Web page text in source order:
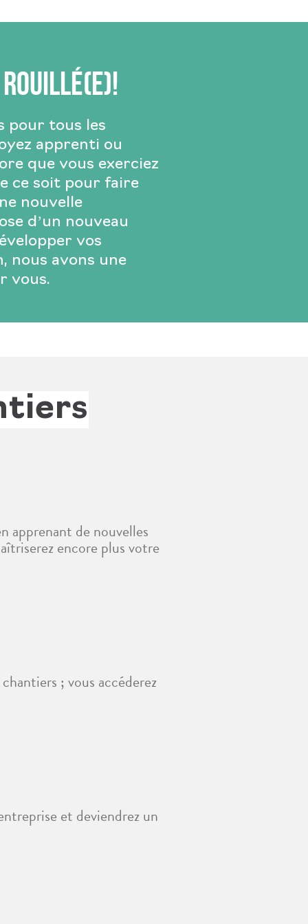
rouillé(e)!
pour tous les
apprenti ou
que vous exerciez
ce soit pour faire
nouvelle
d’un nouveau
vos
nous avons une
vous.
apprenant de nouvelles
encore plus votre
; vous accéderez
et deviendrez un